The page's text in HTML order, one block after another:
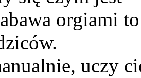
orgiami
uczy